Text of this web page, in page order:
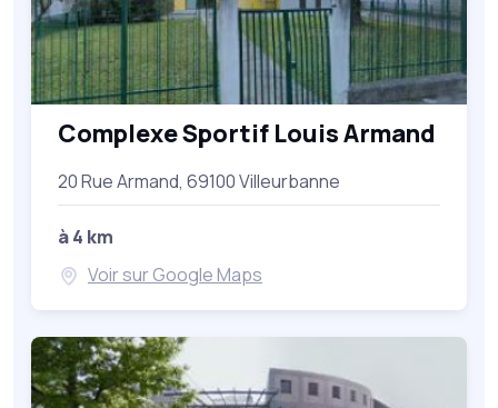
Complexe Sportif Louis Armand
20 Rue Armand, 69100 Villeurbanne
à 4 km
Voir sur Google Maps